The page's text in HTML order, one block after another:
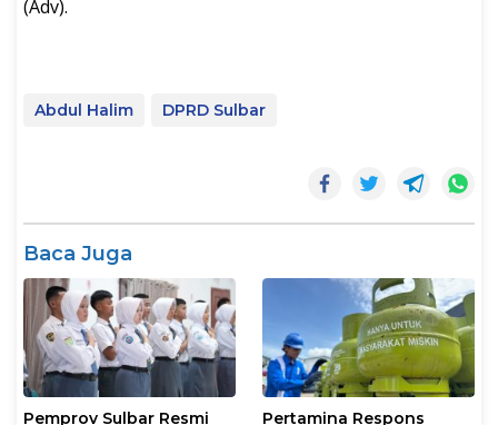
(Adv).
Abdul Halim DPRD Sulbar
Baca Juga
Pemprov Sulbar Resmi Pertamina Respons